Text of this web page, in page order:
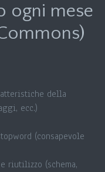
ogni mese
della
ecc.)
(consapevole
riutilizzo (schema,